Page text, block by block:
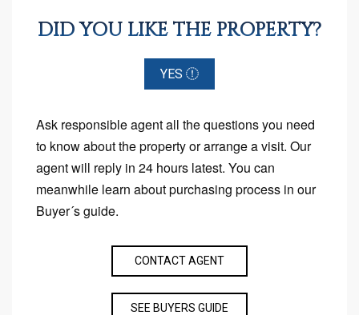
DID YOU LIKE THE PROPERTY?
YES
Ask responsible agent all the questions you need
to know about the property or arrange a visit. Our
agent will reply in 24 hours latest. You can
meanwhile learn about purchasing process in our
Buyer´s guide.
CONTACT AGENT
SEE BUYERS GUIDE